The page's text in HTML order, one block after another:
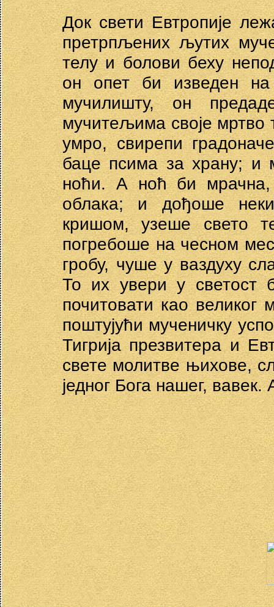
Док свети Евтропије
претрпљених љутих
телу и болови беху
он опет би изведен
мучилишту, он
мучитељима своје мртво
умро, свирепи
баце псима за храну; и
ноћи. А ноћ би
облака; и дођоше
кришом, узеше свето
погребоше на чесном
гробу, чуше у ваздуху
То их увери у светост
почитовати као
поштујући мученичку
Тигрија презвитера и
свете молитве њихове,
једног Бога нашег, вавек.